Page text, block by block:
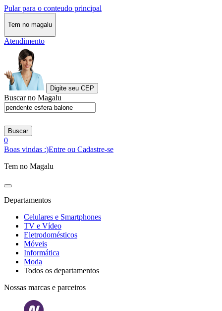
Pular para o conteudo principal
Tem no magalu
Atendimento
Digite seu CEP
Buscar no Magalu
Buscar
0
Boas vindas :)Entre ou Cadastre-se
Tem no Magalu
Departamentos
Celulares e Smartphones
TV e Vídeo
Eletrodomésticos
Móveis
Informática
Moda
Todos os departamentos
Nossas marcas e parceiros